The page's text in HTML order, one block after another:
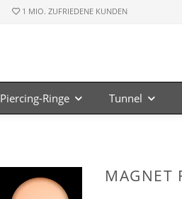
1 MIO. ZUFRIEDENE KUNDEN
Piercing-Ringe Tunnel
MAGNET